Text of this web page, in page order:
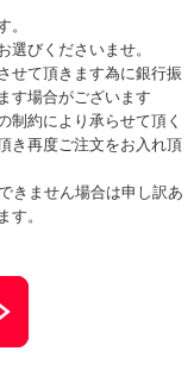
。
びくださいませ。
せて頂きます為に銀行振
す場合がございます
約により承らせて頂く
き再度ご注文をお入れ頂
きません場合は申し訳あ
す。